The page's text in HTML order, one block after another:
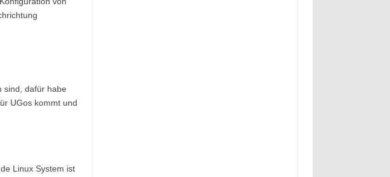
sind, dafür habe
UGos kommt und
Linux System ist